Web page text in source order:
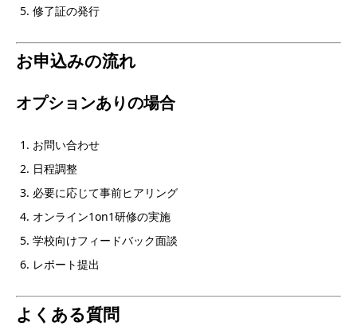
修了証の発行
お申込みの流れ
オプションありの場合
お問い合わせ
日程調整
必要に応じて事前ヒアリング
オンライン1on1研修の実施
学校向けフィードバック面談
レポート提出
よくある質問